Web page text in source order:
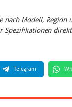
nach Modell,
Spezifikationen
Telegram